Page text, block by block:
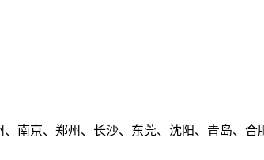
南京、郑州、长沙、东莞、沈阳、青岛、合